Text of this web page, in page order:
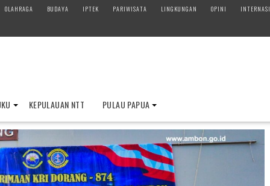
OLAHRAGA BUDAYA IPTEK PARIWISATA LINGKUNGAN OPINI
KEPULAUAN NTT PULAU PAPUA